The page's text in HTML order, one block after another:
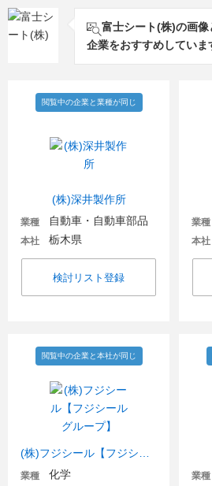
富士シート(株)の画
企業をおすすめしていま
(株)深井製作所
閲覧中の企業と業種が同じ
業種 自動車・自動車部品
本社 栃木県
検討リスト登録
業種
本社
閲覧中の企業と本社が同じ
業種 化学 業種